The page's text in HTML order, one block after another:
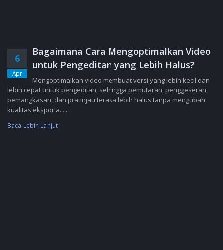
6
Apr
Bagaimana Cara Mengoptimalkan Video
untuk Pengeditan yang Lebih Halus?
Mengoptimalkan video membuat versi yang lebih kecil dan
lebih cepat untuk pengeditan, sehingga pemutaran, penggeseran,
pemangkasan, dan pratinjau terasa lebih halus tanpa mengubah
kualitas ekspor a......
Baca Lebih Lanjut